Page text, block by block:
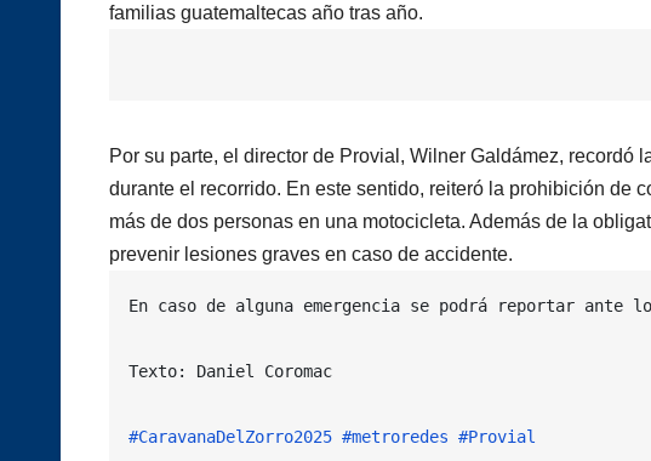
familias guatemaltecas año tras año.
Por su parte, el director de Provial, Wilner Galdámez, recordó
durante el recorrido. En este sentido, reiteró la prohibición de
más de dos personas en una motocicleta. Además de la
prevenir lesiones graves en caso de accidente.
En caso de alguna emergencia se podrá reportar ante
Texto: Daniel Coromac
#CaravanaDelZorro2025 #metroredes #Provial